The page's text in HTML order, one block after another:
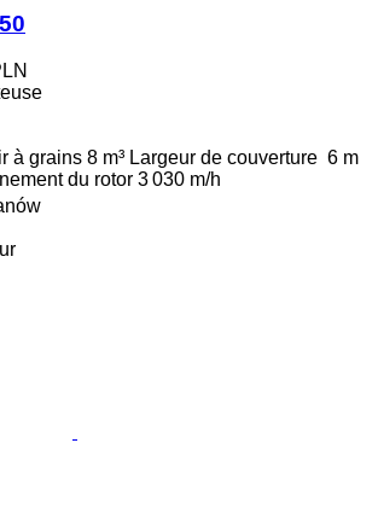
à grains 8 m³ Largeur de couverture 6 m
du rotor 3 030 m/h